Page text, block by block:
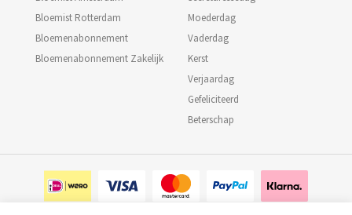
Bloemist Rotterdam
Bloemenabonnement
Bloemenabonnement Zakelijk
Moederdag
Vaderdag
Kerst
Verjaardag
Gefeliciteerd
Beterschap